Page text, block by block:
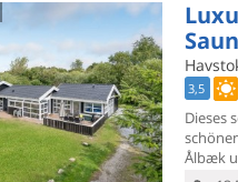
3,5
Dieses
Ålbæk